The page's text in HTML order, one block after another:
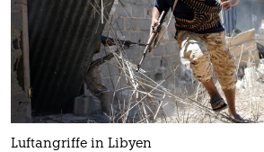
Luftangriffe in Libyen